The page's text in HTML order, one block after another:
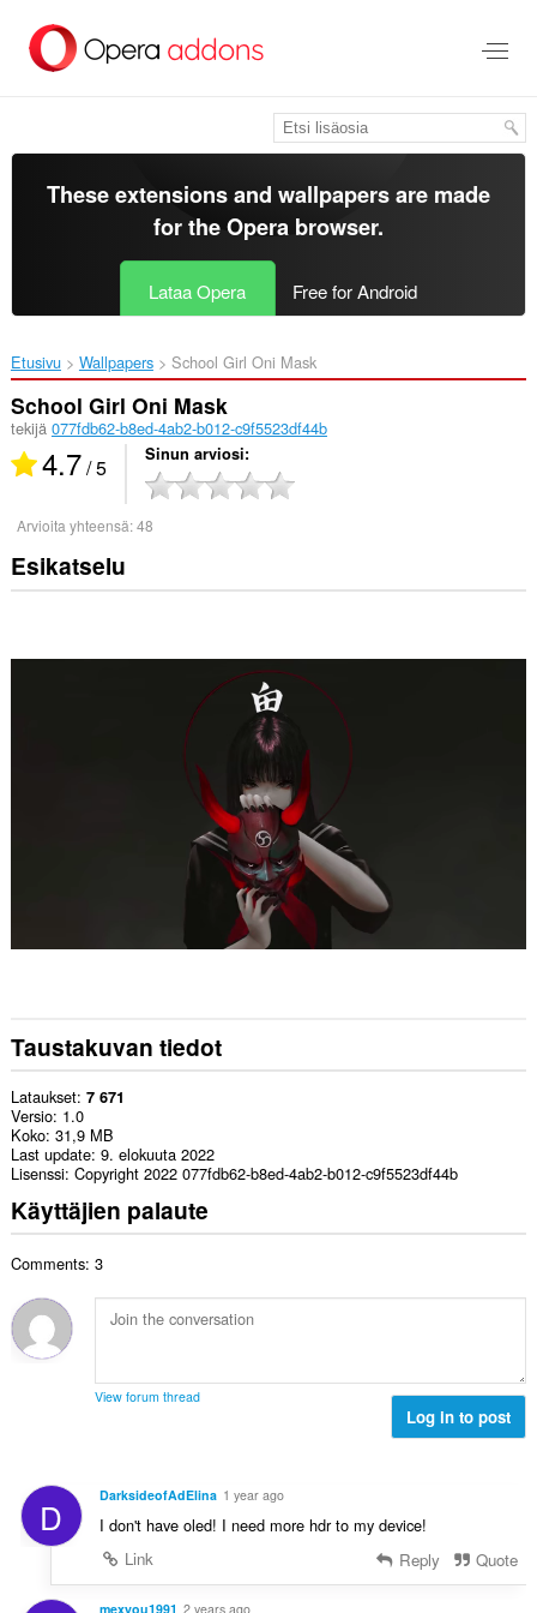
pääsisältöön
These extensions and wallpapers are made
for theOpera browser.
Lataa Opera Free for Android
Etusivu Wallpapers School Girl Oni Mask‎
School Girl Oni Mask
tekijä 077fdb62-b8ed-4ab2-b012-c9f5523df44b
4.7/ 5 Sinun arviosi
Arvioita yhteensä:48
Esikatselu
Taustakuvan tiedot
Lataukset 7 671
Versio 1.0
Koko 31,9 MB
Last update 9. elokuuta 2022
Lisenssi Copyright 2022 077fdb62-b8ed-4ab2-b012-c9f5523df44b
Käyttäjien palaute
Comments: 3
View forum thread
Log in to post
D DarksideofAdElina 1 year ago
I don't have oled! I need more hdr to my device!
Link
Reply Quote
mexyou1991 2 years ago